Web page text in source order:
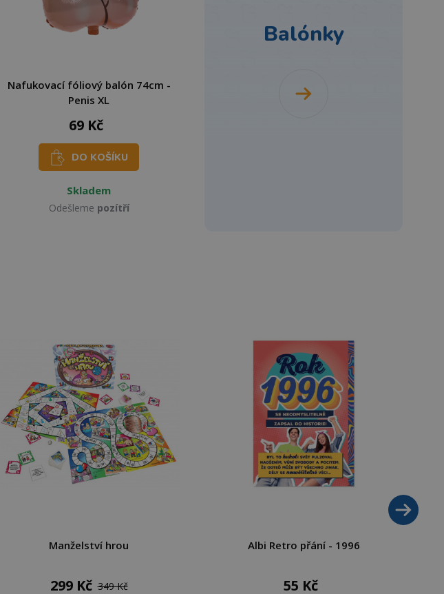
Nafukovací fóliový balón 74cm -
Penis XL
69 Kč
DO KOŠÍKU
Skladem
Odešleme pozítří
Balónky
Manželství hrou
299 Kč 349 Kč
Albi Retro přání - 1996
55 Kč